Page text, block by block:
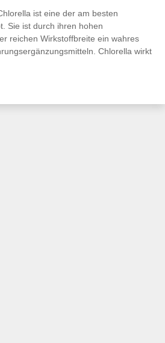
ist eine der am besten
Sie ist durch ihren hohen
reichen Wirkstoffbreite ein wahres
Chlorella wirkt